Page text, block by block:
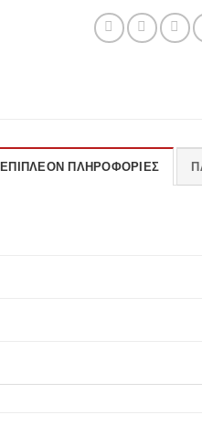
ΕΠΙΠΛΈΟΝ ΠΛΗΡΟΦΟΡΊΕΣ